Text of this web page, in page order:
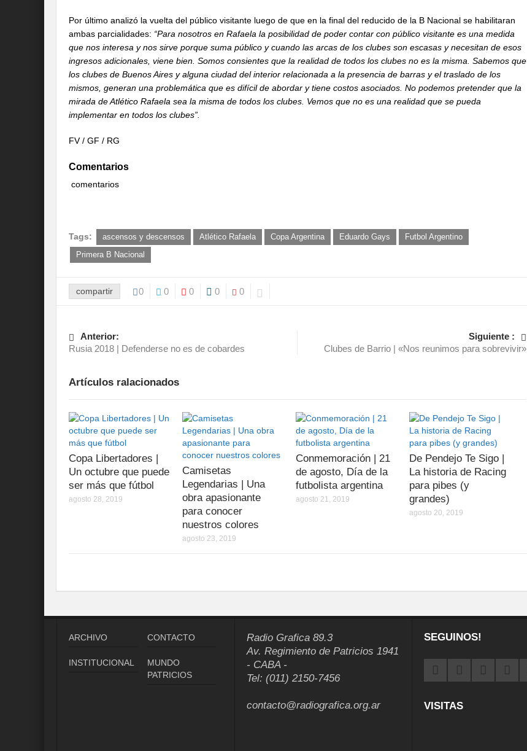
Por último analizó la vuelta del público visitante luego de que en la final del reducido de la B Nacional se habilitaran
ambas parcialidades: “Para nosotros en Rafaela la posibilidad de poder contar con público visitante es una medida
que nos interesa y nos sirve porque suma público y cuando las arcas de los clubes son escasas y necesitan de esos
ingresos adicionales, viene bien. Somos consientes que la realidad de todos los clubes no es la misma. Sabemos que
los clubes de Buenos Aires y alguna ciudad del interior relacionada a la presencia de barras y el traslado de los
mismos, generan una problemática que es difícil de abordar y tiene costos asociados. No podemos pretender que la
mirada de Atlético Rafaela sea la misma de todos los clubes. Vemos que no es una realidad que se pueda
implementar en todos los clubes”.
FV / GF / RG
Comentarios
comentarios
Tags: ascensos y descensos Atlético Rafaela Copa Argentina Eduardo Gays
Futbol Argentino
Primera B Nacional
compartir 0 0 0 0 0
Anterior:
Rusia 2018 | Defenderse no es de cobardes
Siguiente :
Clubes de Barrio | «Nos reunimos para sobrevivir»
Artículos ralacionados
Copa Libertadores |
Un octubre que puede
ser más que fútbol
agosto 28, 2019
Camisetas
Legendarias | Una
obra apasionante
para conocer
nuestros colores
agosto 23, 2019
Conmemoración | 21
de agosto, Día de la
futbolista argentina
agosto 21, 2019
De Pendejo Te Sigo |
La historia de Racing
para pibes (y
grandes)
agosto 20, 2019
ARCHIVO CONTACTO
INSTITUCIONAL
MUNDO
PATRICIOS
Radio Grafica 89.3
Av. Regimiento de Patricios 1941
- CABA -
Tel: (011) 2150-7456
contacto@radiografica.org.ar
SEGUINOS!
VISITAS